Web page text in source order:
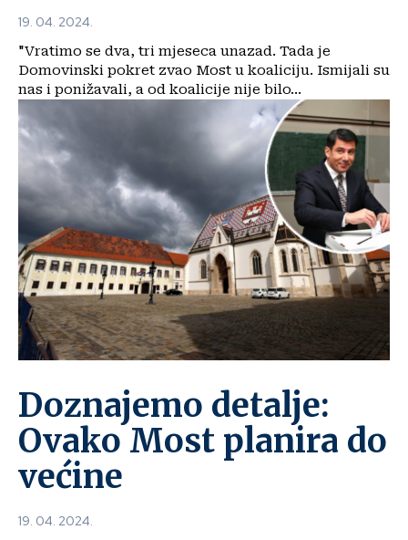
19. 04. 2024.
"Vratimo se dva, tri mjeseca unazad. Tada je
Domovinski pokret zvao Most u koaliciju. Ismijali su
nas i ponižavali, a od koalicije nije bilo...
Doznajemo detalje:
Ovako Most planira do
većine
19. 04. 2024.